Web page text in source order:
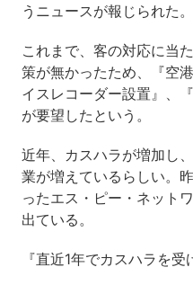
うニュースが報じられた。
これまで、客の対応に当
策が無かったため、『空
イスレコーダー設置』、
が要望したという。
近年、カスハラが増加し
業が増えているらしい。
ったエス・ピー・ネット
出ている。
『直近1年でカスハラを